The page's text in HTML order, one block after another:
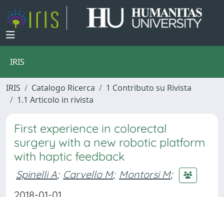
IRIS
IRIS Catalogo Ricerca
1 Contributo su Rivista
1.1 Articolo in rivista
First experience in colorectal
surgery with a new robotic platform
with haptic feedback
Spinelli A; Carvello M; Montorsi M;